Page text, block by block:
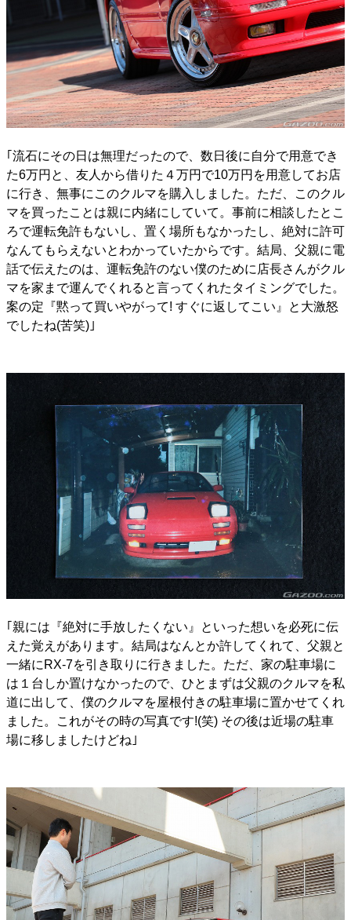
｢流石にその日は無理だったので、数日後に自分で用意でき
た6万円と、友人から借りた４万円で10万円を用意してお店
に行き、無事にこのクルマを購入しました。ただ、このクル
マを買ったことは親に内緒にしていて。事前に相談したとこ
ろで運転免許もないし、置く場所もなかったし、絶対に許可
なんてもらえないとわかっていたからです。結局、父親に電
話で伝えたのは、運転免許のない僕のために店長さんがクル
マを家まで運んでくれると言ってくれたタイミングでした。
案の定『黙って買いやがって! すぐに返してこい』と大激怒
でしたね(苦笑)｣
｢親には『絶対に手放したくない』といった想いを必死に伝
えた覚えがあります。結局はなんとか許してくれて、父親と
一緒にRX-7を引き取りに行きました。ただ、家の駐車場に
は１台しか置けなかったので、ひとまずは父親のクルマを私
道に出して、僕のクルマを屋根付きの駐車場に置かせてくれ
ました。これがその時の写真です!(笑) その後は近場の駐車
場に移しましたけどね｣